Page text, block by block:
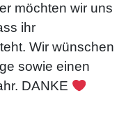
möchten wir uns
ihr
Wir wünschen
sowie einen
DANKE